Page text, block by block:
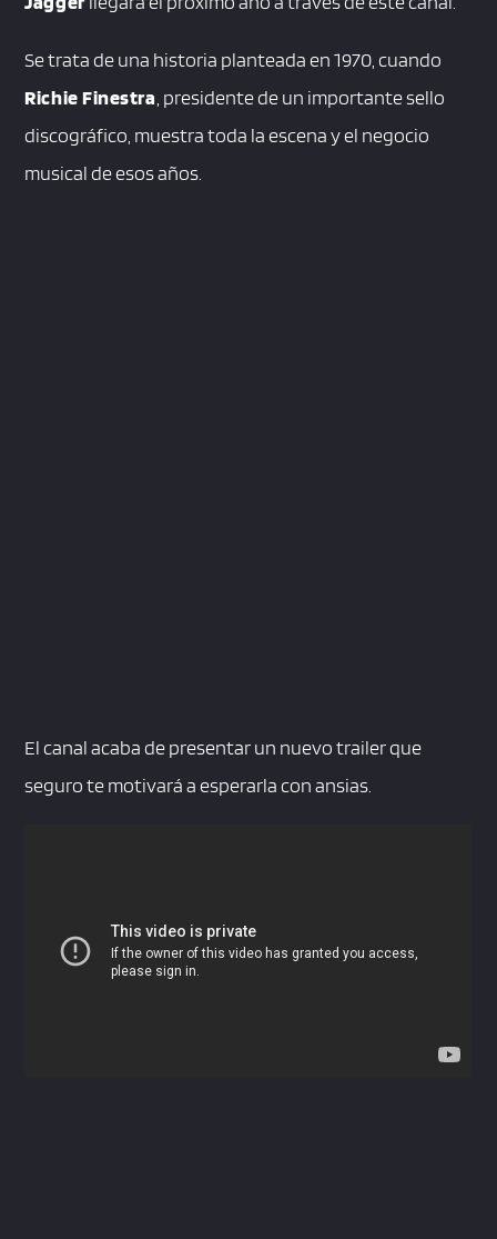
Se trata de una historia planteada en 1970, cuando
Richie Finestra , presidente de un importante sello
discográfico, muestra toda la escena y el negocio
musical de esos años.
El canal acaba de presentar un nuevo trailer que
seguro te motivará a esperarla con ansias.